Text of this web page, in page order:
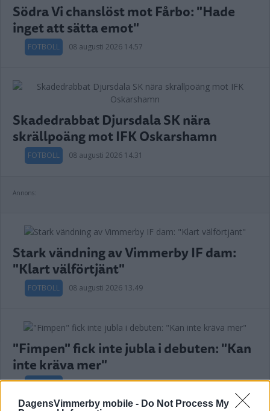
DagensVimmerby mobile - Do Not Process My
Södra Vi chanslöst mot Fårbo: "Hade
inget att sätta emot"
FOTBOLL 08 augusti 2026 14.57
Skadedrabbat Djursdala SK nära
skrällpoäng mot IFK Oskarshamn
FOTBOLL 08 augusti 2026 14.31
Annons:
Stark vändning av Vimmerby IF dam:
"Klart välförtjänt"
FOTBOLL 08 augusti 2026 13.49
"Fimpen" fick inte jubla i debuten: "Kan
inte kräva mer"
FOTBOLL 07 augusti 2026 20.56